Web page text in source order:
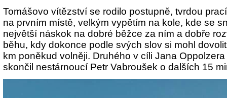
Tomášovo vítězství se rodilo postupně, tvrdou
na prvním místě, velkým vypětím na kole, kde se
největší náskok na dobré běžce za ním a dobře
běhu, kdy dokonce podle svých slov si mohl
km poněkud volněji. Druhého v cíli Jana
skončil nestárnoucí Petr Vabroušek o dalších 15